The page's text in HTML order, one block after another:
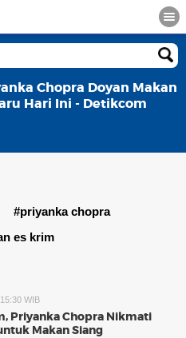
Chopra Doyan Makan
Hari Ini - Detikcom
#priyanka chopra
es krim
WIB
Priyanka Chopra Nikmati
Makan Siang